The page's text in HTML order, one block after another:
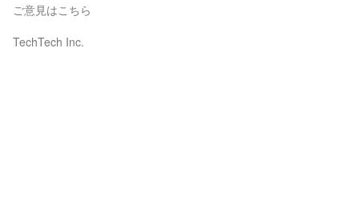
ご意見はこちら
TechTech Inc.